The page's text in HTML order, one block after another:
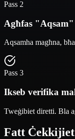
Pass 2
Agħfas
Aqsamha magħna,
Pass 3
Ikseb verifika
Tweġibiet diretti. Bla
Fatt Ċekkijiet